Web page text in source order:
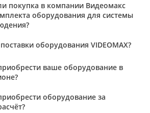
покупка в компании Видеомакс
оборудования для системы
оборудования VIDEOMAX?
ваше оборудование в
оборудование за